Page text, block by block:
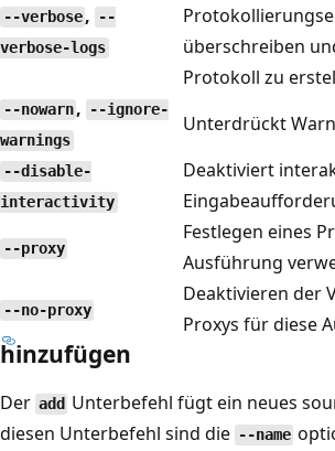
--verbose ,
--
verbose-logs
überschreiben
Protokoll zu
--nowarn ,
--ignore-
warnings
Unterdrückt
--disable-
interactivity
Deaktiviert
--proxy
Festlegen eines
Ausführung
--no-proxy
Deaktivieren der
Proxys für diese
hinzufügen
Der add Unterbefehl fügt ein neues
diesen Unterbefehl sind die --name